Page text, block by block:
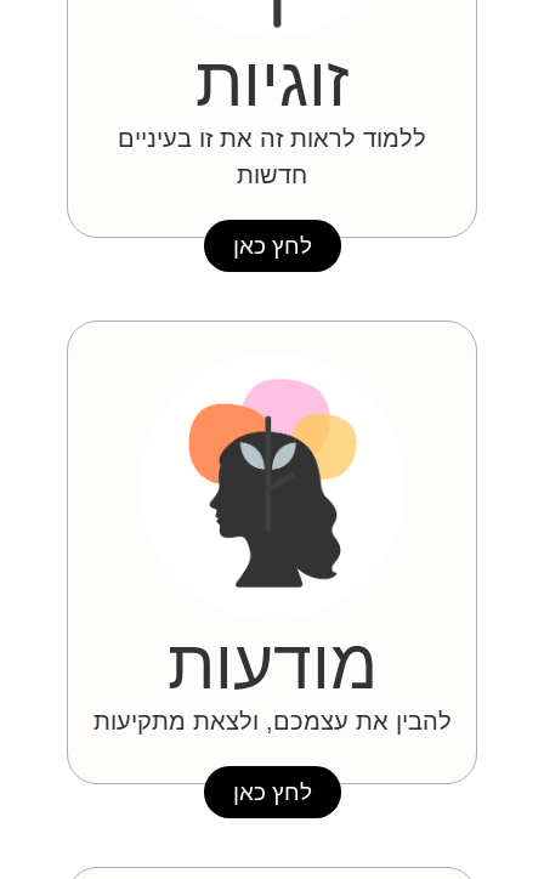
זוגיות
ללמוד לראות זה את זו בעיניים
חדשות
לחץ כאן
מודעות
להבין את עצמכם, ולצאת מתקיעות
לחץ כאן